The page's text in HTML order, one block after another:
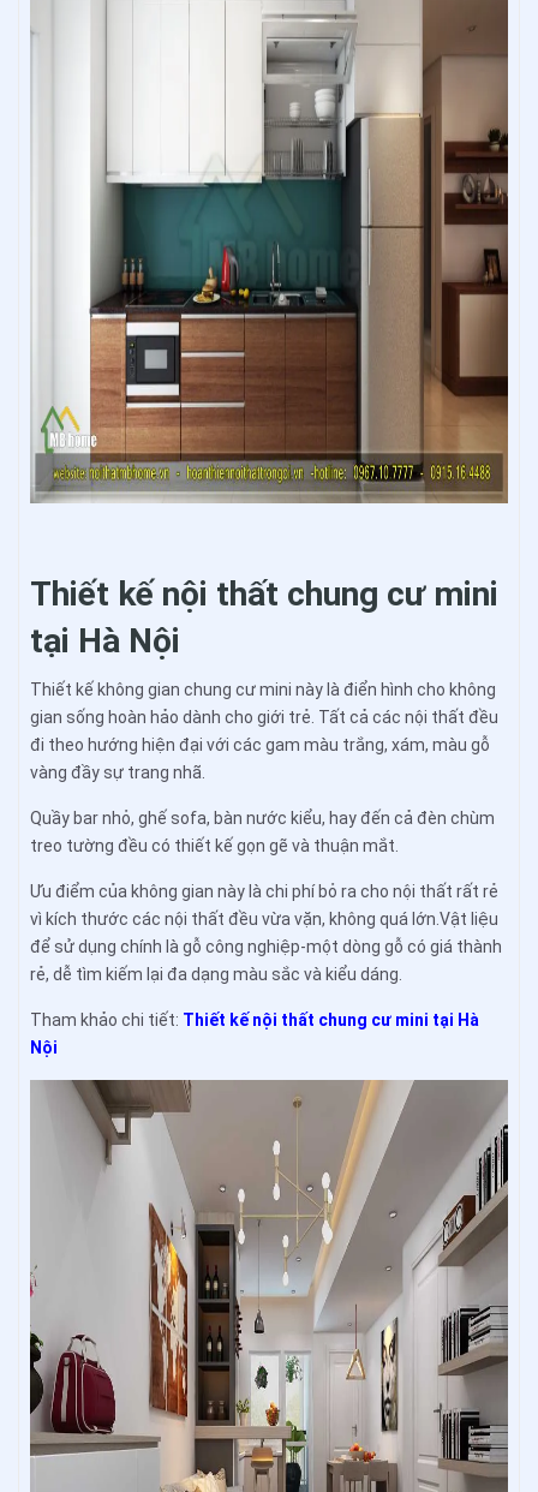
Thiết kế nội thất chung cư mini
tại Hà Nội
Thiết kế không gian chung cư mini này là điển hình cho không
gian sống hoàn hảo dành cho giới trẻ. Tất cả các nội thất đều
đi theo hướng hiện đại với các gam màu trắng, xám, màu gỗ
vàng đầy sự trang nhã.
Quầy bar nhỏ, ghế sofa, bàn nước kiểu, hay đến cả đèn chùm
treo tường đều có thiết kế gọn gẽ và thuận mắt.
Ưu điểm của không gian này là chi phí bỏ ra cho nội thất rất rẻ
vì kích thước các nội thất đều vừa vặn, không quá lớn.Vật liệu
để sử dụng chính là gỗ công nghiệp-một dòng gỗ có giá thành
rẻ, dễ tìm kiếm lại đa dạng màu sắc và kiểu dáng.
Tham khảo chi tiết: Thiết kế nội thất chung cư mini tại Hà
Nội